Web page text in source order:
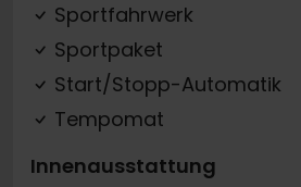
Sportfahrwerk
Sportpaket
Start/Stopp-Automatik
Tempomat
Innenausstattung